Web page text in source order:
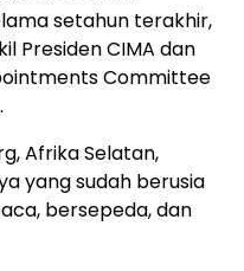
setahun terakhir,
Presiden CIMA dan
Committee
Afrika Selatan,
yang sudah berusia
bersepeda, dan